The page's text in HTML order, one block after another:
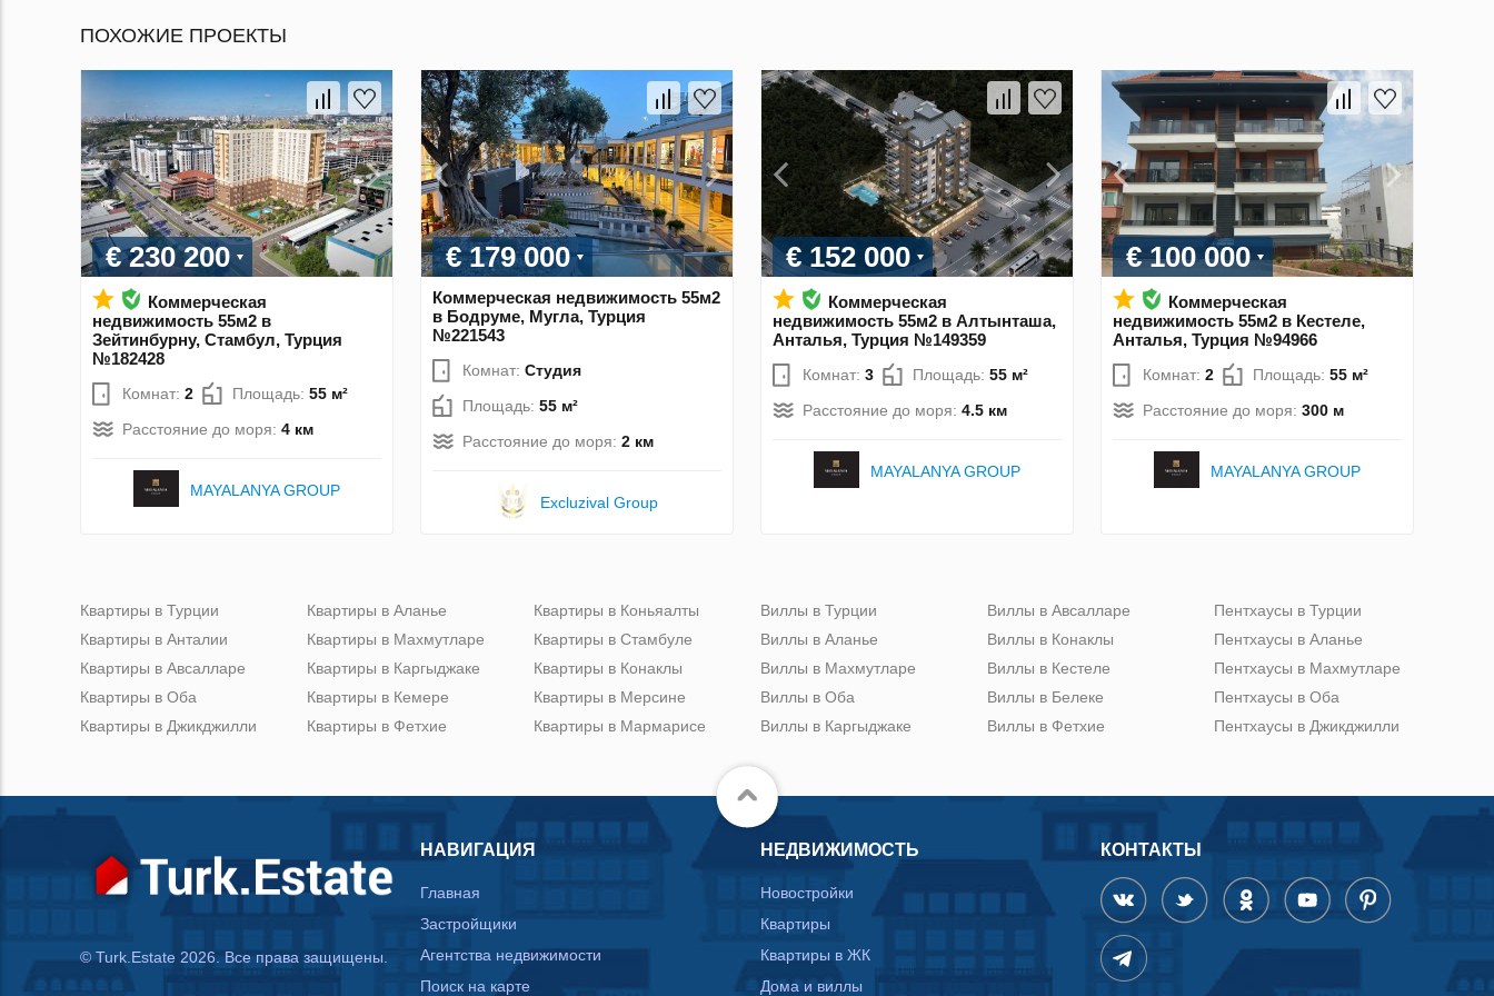
ПОХОЖИЕ ПРОЕКТЫ
€ 230 200
Коммерческая
недвижимость 55м2 в
Зейтинбурну, Стамбул, Турция
№182428
Комнат: 2 Площадь: 55 м²
Расстояние до моря: 4 км
MAYALANYA GROUP
€ 179 000
Коммерческая недвижимость 55м2
в Бодруме, Мугла, Турция
№221543
Комнат: Студия
Площадь: 55 м²
Расстояние до моря: 2 км
Excluzival Group
€ 152 000
Коммерческая
недвижимость 55м2 в Алтынташа,
Анталья, Турция №149359
Комнат: 3 Площадь: 55 м²
Расстояние до моря: 4.5 км
MAYALANYA GROUP
€ 100 000
Коммерческая
недвижимость 55м2 в Кестеле,
Анталья, Турция №94966
Комнат: 2 Площадь: 55 м²
Расстояние до моря: 300 м
MAYALANYA GROUP
Квартиры в Турции
Квартиры в Анталии
Квартиры в Авсалларе
Квартиры в Оба
Квартиры в Джикджилли
Квартиры в Аланье
Квартиры в Махмутларе
Квартиры в Каргыджаке
Квартиры в Кемере
Квартиры в Фетхие
Квартиры в Коньяалты
Квартиры в Стамбуле
Квартиры в Конаклы
Квартиры в Мерсине
Квартиры в Мармарисе
Виллы в Турции
Виллы в Аланье
Виллы в Махмутларе
Виллы в Оба
Виллы в Каргыджаке
Виллы в Авсалларе
Виллы в Конаклы
Виллы в Кестеле
Виллы в Белеке
Виллы в Фетхие
Пентхаусы в Турции
Пентхаусы в Аланье
Пентхаусы в Махмутларе
Пентхаусы в Оба
Пентхаусы в Джикджилли
© Turk.Estate 2026. Все права защищены.
НАВИГАЦИЯ
Главная
Застройщики
Агентства недвижимости
Поиск на карте
НЕДВИЖИМОСТЬ
Новостройки
Квартиры
Квартиры в ЖК
Дома и виллы
КОНТАКТЫ